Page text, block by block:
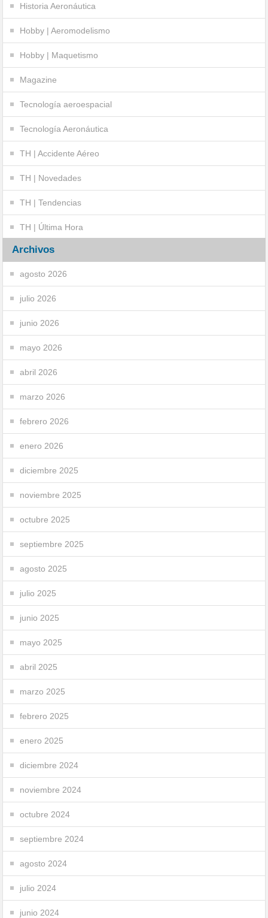
Historia Aeronáutica
Hobby | Aeromodelismo
Hobby | Maquetismo
Magazine
Tecnología aeroespacial
Tecnología Aeronáutica
TH | Accidente Aéreo
TH | Novedades
TH | Tendencias
TH | Última Hora
Archivos
agosto 2026
julio 2026
junio 2026
mayo 2026
abril 2026
marzo 2026
febrero 2026
enero 2026
diciembre 2025
noviembre 2025
octubre 2025
septiembre 2025
agosto 2025
julio 2025
junio 2025
mayo 2025
abril 2025
marzo 2025
febrero 2025
enero 2025
diciembre 2024
noviembre 2024
octubre 2024
septiembre 2024
agosto 2024
julio 2024
junio 2024